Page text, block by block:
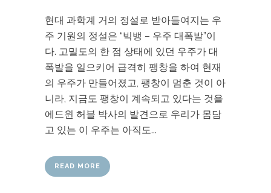
현대 과학계 거의 정설로 받아들여지는 우
주 기원의 정설은 “빅뱅 – 우주 대폭발”이
다. 고밀도의 한 점 상태에 있던 우주가 대
폭발을 일으키어 급격히 팽창을 하여 현재
의 우주가 만들어졌고, 팽창이 멈춘 것이 아
니라, 지금도 팽창이 계속되고 있다는 것을
에드윈 허블 박사의 발견으로 우리가 몸담
고 있는 이 우주는 아직도...
READ MORE